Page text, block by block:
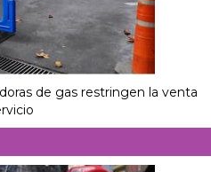
de gas restringen la venta